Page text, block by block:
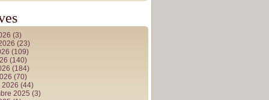
(3)
(23)
(109)
(140)
(184)
(70)
2026 (44)
2025 (3)